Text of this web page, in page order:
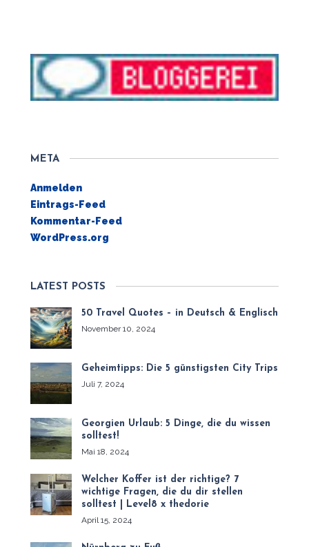
META
Anmelden
Eintrags-Feed
Kommentar-Feed
WordPress.org
LATEST POSTS
50 Travel Quotes – in Deutsch & Englisch
November 10, 2024
Geheimtipps: Die 5 günstigsten City Trips
Juli 7, 2024
Georgien Urlaub: 5 Dinge, die du wissen
solltest!
Mai 18, 2024
Welcher Koffer ist der richtige? 7
wichtige Fragen, die du dir stellen
solltest | Level8 x thedorie
April 15, 2024